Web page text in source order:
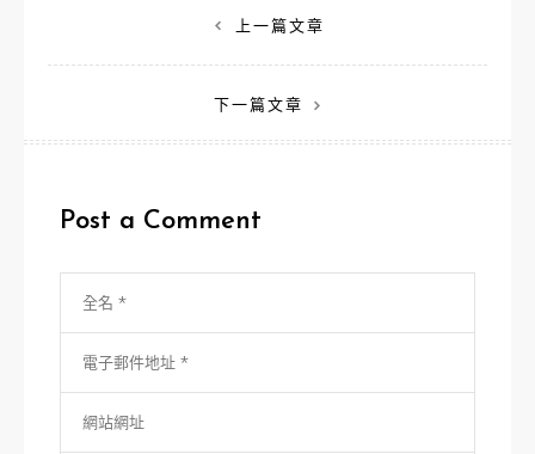
章
上一篇文章
下一篇文章
Post a Comment